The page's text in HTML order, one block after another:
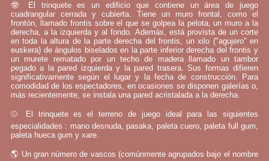
🤓 El trinquete es un edificio que contiene un área de juego
cuadrangular cerrada y cubierta. Tiene un muro frontal, como el
frontón, llamado frontis sobre el que se golpea la pelota, un muro a la
derecha, a la izquierda y al fondo. Además, está provista de un corte
en toda la altura de la parte derecha del frontis, un xilo ("agujero" en
euskera) de ángulos biselados en la parte inferior derecha del frontis y
un murete rematado por un techo de madera llamado un tambor
pegado a la pared izquierda y la pared trasera. Sus formas difieren
significativamente según el lugar y la fecha de construcción. Para
comodidad de los espectadores, en ocasiones se disponen galerías o,
más recientemente, se instala una pared acristalada a la derecha.
⚾ El trinquete es el terreno de juego ideal para las siguientes
especialidades : mano desnuda, pasaka, paleta cuero, paleta full gum,
paleta hueca gum y xare.
🌎 Un gran número de vascos (comúnmente agrupados bajo el nombre